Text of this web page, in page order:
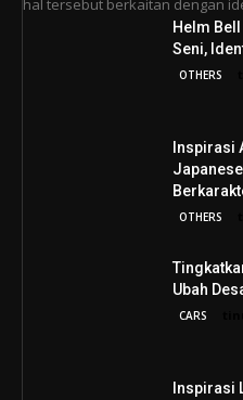
Helm
Seni,
OTHERS
Inspirasi
OTHERS
Ubah
CARS
Inspirasi